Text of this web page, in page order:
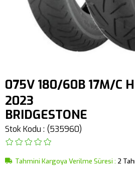
075V 180/60B 17M/C
2023
BRIDGESTONE
Stok Kodu (535960)
Tahmini Kargoya Verilme Süresi : 2